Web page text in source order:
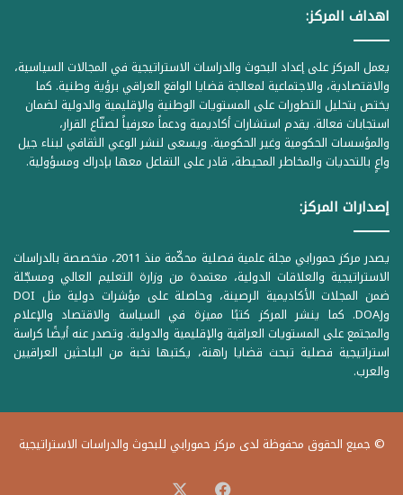
اهداف المركز:
يعمل المركز على إعداد البحوث والدراسات الاستراتيجية في المجالات السياسية،
والاقتصادية، والاجتماعية لمعالجة قضايا الواقع العراقي برؤية وطنية. كما
يختص بتحليل التطورات على المستويات الوطنية والإقليمية والدولية لضمان
استجابات فعالة. يقدم استشارات أكاديمية ودعماً معرفياً لصنّاع القرار،
والمؤسسات الحكومية وغير الحكومية. ويسعى لنشر الوعي الثقافي لبناء جيل
واعٍ بالتحديات والمخاطر المحيطة، قادر على التفاعل معها بإدراك ومسؤولية.
إصدارات المركز:
يصدر مركز حمورابي مجلة علمية فصلية محكّمة منذ 2011، متخصصة بالدراسات
الاستراتيجية والعلاقات الدولية، معتمدة من وزارة التعليم العالي ومسجّلة
ضمن المجلات الأكاديمية الرصينة، وحاصلة على مؤشرات دولية مثل DOI
وDOAJ. كما ينشر المركز كتبًا مميزة في السياسة والاقتصاد والإعلام
والمجتمع على المستويات العراقية والإقليمية والدولية. وتصدر عنه أيضًا كراسة
استراتيجية فصلية تبحث قضايا راهنة، يكتبها نخبة من الباحثين العراقيين
والعرب.
© جميع الحقوق محفوظة لدى مركز حمورابي للبحوث والدراسات الاستراتيجية